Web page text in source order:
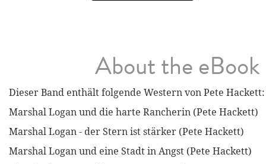
About the eBook
Dieser Band enthält folgende Western von Pete Hackett:
Marshal Logan und die harte Rancherin (Pete Hackett)
Marshal Logan - der Stern ist stärker (Pete Hackett)
Marshal Logan und eine Stadt in Angst (Pete Hackett)